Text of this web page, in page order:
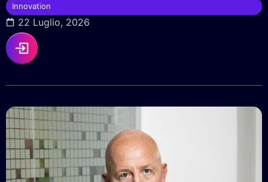
Innovation
22 Luglio, 2026